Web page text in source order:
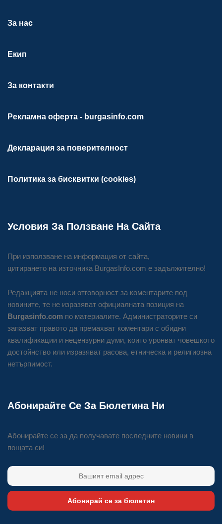
За нас
Екип
За контакти
Рекламна оферта - burgasinfo.com
Декларация за поверителност
Политика за бисквитки (cookies)
Условия За Ползване На Сайта
При използване на информация от сайта,
цитирането на източника BurgasInfo.com е задължително!
Редакцията не носи отговорност за коментарите под
новините, те не изразяват официалната позиция на
Burgasinfo.com по материалите. Администраторите си
запазват правото да премахват коментари с обидни
квалификации и нецензурни думи, които уронват човешкото
достойнство или изразяват расова, етническа и религиозна
нетърпимост.
Абонирайте Се За Бюлетина Ни
Абонирайте се за да получавате последните новини в
пощата си!
Абонирай се за бюлетин